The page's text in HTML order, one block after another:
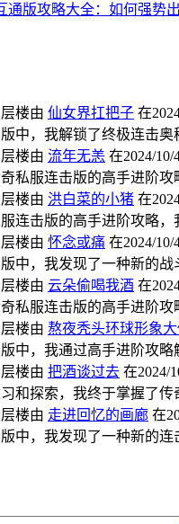
通版攻略大全：如何强势
层楼由 仙女界扛把子 在
中，我解锁了终极连击
层楼由 流年无恙 在2024/10/
私服连击版的高手进阶
层楼由 洪白菜的小猪 在
连击版的高手进阶攻略
层楼由 怀念或痛 在2024/10/
中，我发现了一种新的
层楼由 云朵偷喝我酒 在
私服连击版的高手进阶
层楼由 熬夜秃头环球形象
中，我通过高手进阶攻
层楼由 把酒谈过去 在2024/
和探索，我终于掌握了
层楼由 走进回忆的画廊 在
中，我发现了一种新的